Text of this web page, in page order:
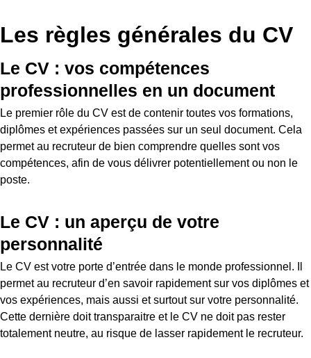
Les règles générales du CV
Le CV : vos compétences
professionnelles en un document
Le premier rôle du CV est de contenir toutes vos formations,
diplômes et expériences passées sur un seul document. Cela
permet au recruteur de bien comprendre quelles sont vos
compétences, afin de vous délivrer potentiellement ou non le
poste.
Le CV : un aperçu de votre
personnalité
Le CV est votre porte d’entrée dans le monde professionnel. Il
permet au recruteur d’en savoir rapidement sur vos diplômes et
vos expériences, mais aussi et surtout sur votre personnalité.
Cette dernière doit transparaitre et le CV ne doit pas rester
totalement neutre, au risque de lasser rapidement le recruteur.